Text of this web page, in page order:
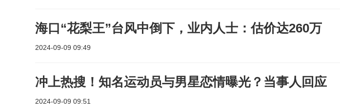
海口“花梨王”台风中倒下，业内人士：估价达260万
2024-09-09 09:49
冲上热搜！知名运动员与男星恋情曝光？当事人回应
2024-09-09 09:51